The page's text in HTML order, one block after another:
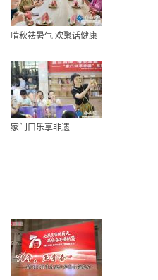
啃秋祛暑气 欢聚话健康
家门口乐享非遗